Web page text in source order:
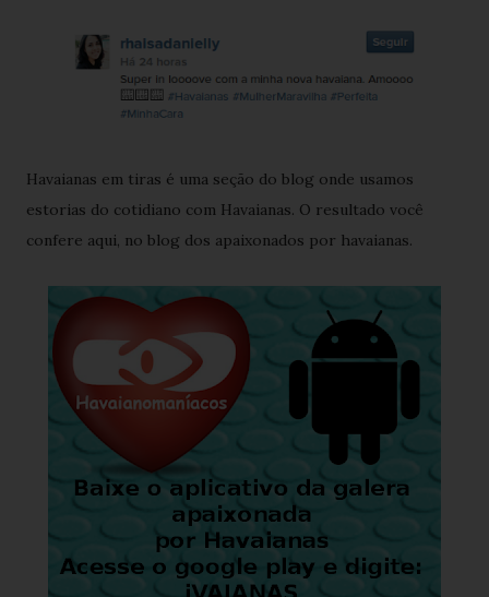
Havaianas em tiras é uma seção do blog onde usamos
estorias do cotidiano com Havaianas. O resultado você
confere aqui, no blog dos apaixonados por havaianas.